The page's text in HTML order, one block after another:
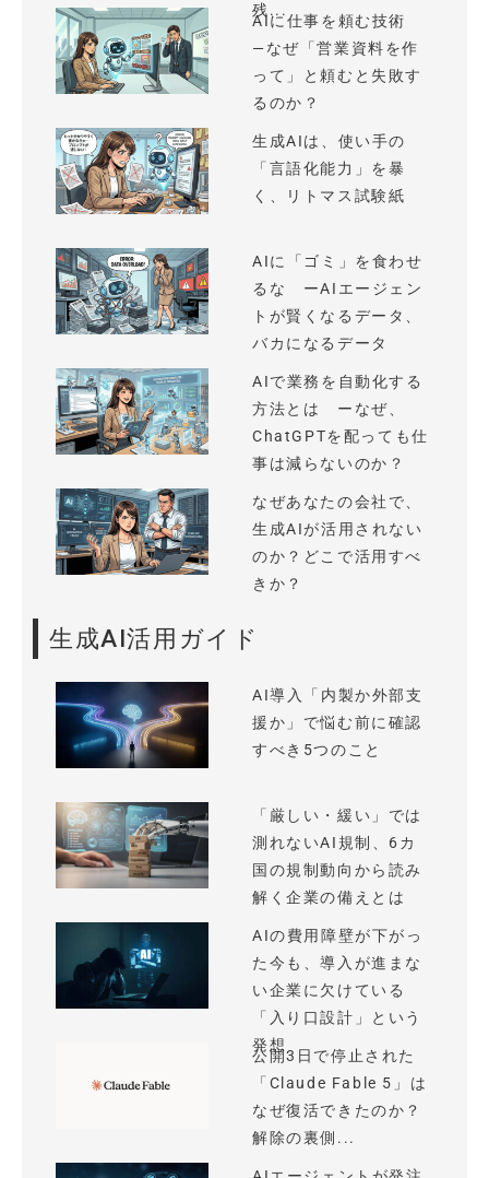
残...
AIに仕事を頼む技術
—なぜ「営業資料を作
って」と頼むと失敗す
るのか？
生成AIは、使い手の
「言語化能力」を暴
く、リトマス試験紙
AIに「ゴミ」を食わせ
るな ーAIエージェン
トが賢くなるデータ、
バカになるデータ
AIで業務を自動化する
方法とは ーなぜ、
ChatGPTを配っても仕
事は減らないのか？
なぜあなたの会社で、
生成AIが活用されない
のか？どこで活用すべ
きか？
生成AI活用ガイド
AI導入「内製か外部支
援か」で悩む前に確認
すべき5つのこと
「厳しい・緩い」では
測れないAI規制、6カ
国の規制動向から読み
解く企業の備えとは
AIの費用障壁が下がっ
た今も、導入が進まな
い企業に欠けている
「入り口設計」という
発想
公開3日で停止された
「Claude Fable 5」は
なぜ復活できたのか？
解除の裏側...